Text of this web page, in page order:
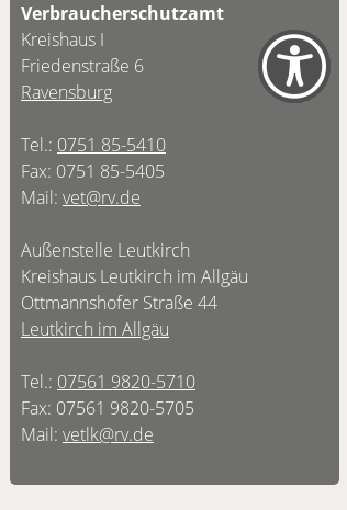
Verbraucherschutzamt
Kreishaus I
Friedenstraße 6
Ravensburg
Tel.: 0751 85-5410
Fax: 0751 85-5405
Mail: vet@rv.de
Außenstelle Leutkirch
Kreishaus Leutkirch im Allgäu
Ottmannshofer Straße 44
Leutkirch im Allgäu
Tel.: 07561 9820-5710
Fax: 07561 9820-5705
Mail: vetlk@rv.de